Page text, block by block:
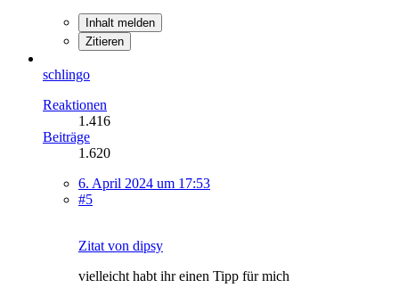
Inhalt melden
Zitieren
schlingo
Reaktionen
1.416
Beiträge
1.620
6. April 2024 um 17:53
#5
Zitat von dipsy
vielleicht habt ihr einen Tipp für mich